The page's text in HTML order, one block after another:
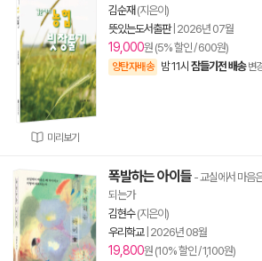
미리보기
김순재 (지은이)
뜻있는도서출판| 2026년 07월
19,000원 (5% 할인 / 600원)
양탄자배송 밤 11시 잠들기전 배송 변
폭발하는 아이들 - 교실에서 마음
되는가
김현수(지은이)
우리학교| 2026년 08월
19,800원 (10% 할인 / 1,100원)